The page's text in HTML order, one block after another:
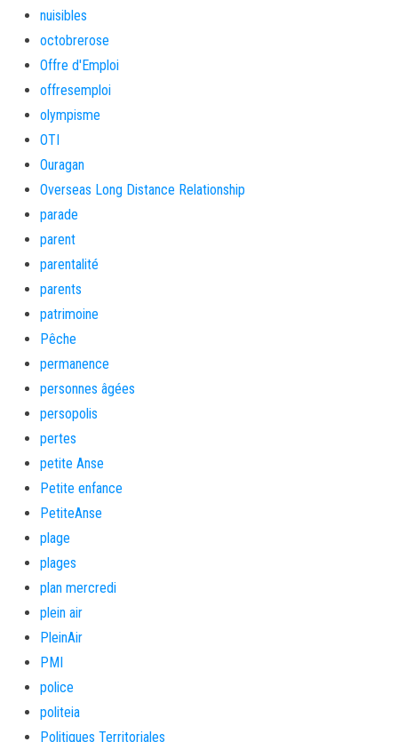
nuisibles
octobrerose
Offre d'Emploi
offresemploi
olympisme
OTI
Ouragan
Overseas Long Distance Relationship
parade
parent
parentalité
parents
patrimoine
Pêche
permanence
personnes âgées
persopolis
pertes
petite Anse
Petite enfance
PetiteAnse
plage
plages
plan mercredi
plein air
PleinAir
PMI
police
politeia
Politiques Territoriales